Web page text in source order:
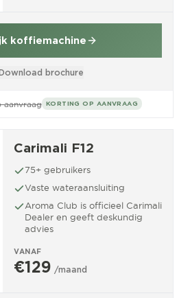
koffiemachine
brochure
aanvraag KORTING OP AANVRAAG
Carimali F12
75+ gebruikers
Vaste wateraansluiting
Aroma Club is officieel Carimali
Dealer en geeft deskundig
advies
VANAF
€129 /maand